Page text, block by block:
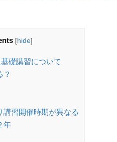
[hide]
礎講習について
？
講習開催時期が異なる
年